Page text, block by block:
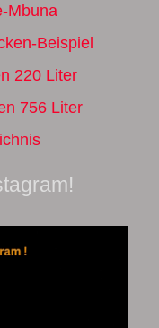
Mbuna
Beispiel
220 Liter
756 Liter